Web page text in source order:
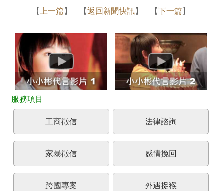
【 上一篇 】 【返回新聞快訊】 【下一篇 】
工商徵信 法律諮詢
家暴徵信 感情挽回
跨國專案 外遇捉猴